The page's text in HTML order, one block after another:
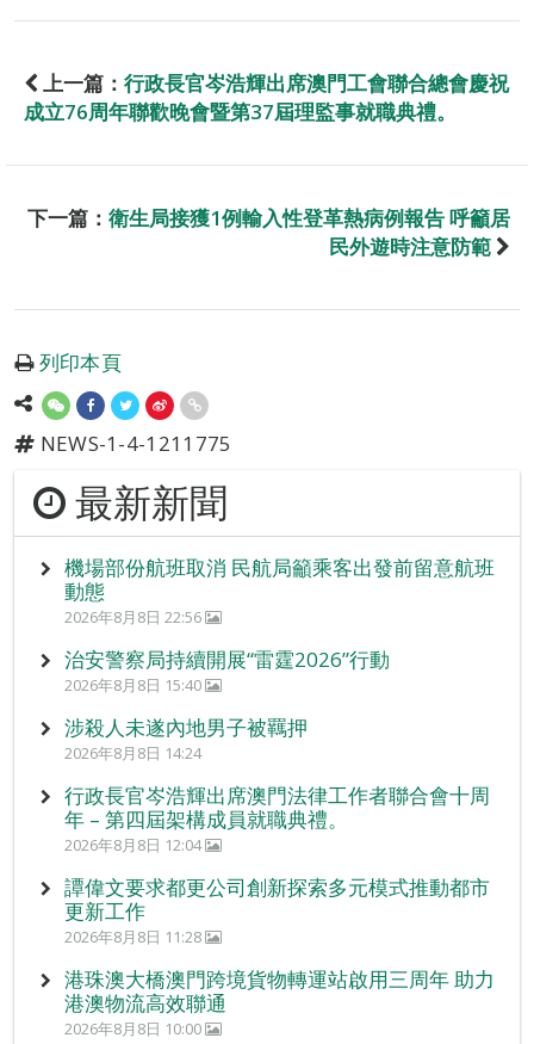
上一篇： 行政長官岑浩輝出席澳門工會聯合總會慶祝
成立76周年聯歡晚會暨第37屆理監事就職典禮。
下一篇： 衛生局接獲1例輸入性登革熱病例報告 呼籲居
民外遊時注意防範
列印本頁
NEWS-1-4-1211775
最新新聞
機場部份航班取消 民航局籲乘客出發前留意航班
動態
2026年8月8日 22:56
治安警察局持續開展“雷霆2026”行動
2026年8月8日 15:40
涉殺人未遂內地男子被羈押
2026年8月8日 14:24
行政長官岑浩輝出席澳門法律工作者聯合會十周
年 – 第四屆架構成員就職典禮。
2026年8月8日 12:04
譚偉文要求都更公司創新探索多元模式推動都市
更新工作
2026年8月8日 11:28
港珠澳大橋澳門跨境貨物轉運站啟用三周年 助力
港澳物流高效聯通
2026年8月8日 10:00